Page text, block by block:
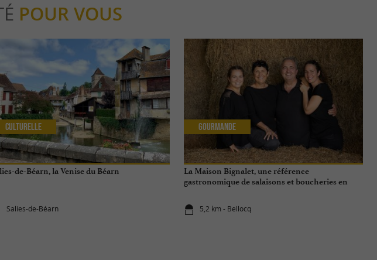
POUR VOUS
de-Béarn, la Venise du Béarn
Salies-de-Béarn
Culturelle
La Maison Bignalet, une référence
gastronomique de salaisons et boucheries en
5,2 km - Bellocq
Gourmande